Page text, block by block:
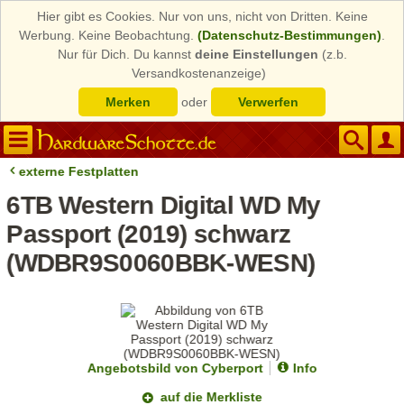
Hier gibt es Cookies. Nur von uns, nicht von Dritten. Keine
Werbung. Keine Beobachtung. (Datenschutz-Bestimmungen)
Nur für Dich. Du kannst deine Einstellungen (z.b.
Versandkostenanzeige)
Merken
oder Verwerfen
externe Festplatten
6TB Western Digital WD My
Passport (2019) schwarz
(WDBR9S0060BBK-WESN)
Angebotsbild von Cyberport
Info
auf die Merkliste